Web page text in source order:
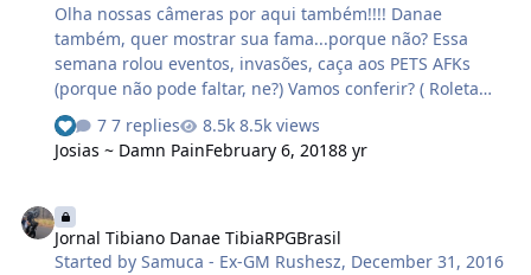
Olha nossas câmeras por aqui também!!!! Danae
também, quer mostrar sua fama...porque não? Essa
semana rolou eventos, invasões, caça aos PETS AFKs
(porque não pode faltar, ne?) Vamos conferir? ( Roleta
Russa, Carta Premiada e Racerrol) E pra fechar o evento,
porque não uma generosa chuvinha preciosa? Teve
Super rift! E pra não sair da rotina, aquela conhecida
19:28 GM Prodigio Danae [8]: 19:28 Jogador encontrado,
iniciando sistema anti-bot. Teve Boss! Azazel Olha quem
veio para as câmaras? Danae não tem Pelegos? …
7 replies
8.5k views
Josias ~ Damn PainFebruary 6, 20188 yr
Jornal Tibiano Danae TibiaRPGBrasil
Started bySamuca - Ex-GM Rushesz, December 31, 2016